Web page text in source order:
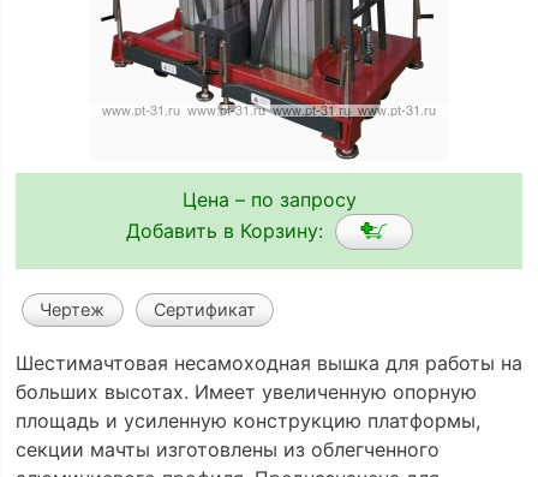
Цена – по запросу
Добавить в Корзину:
Чертеж Сертификат
Шестимачтовая несамоходная вышка для работы на
больших высотах. Имеет увеличенную опорную
площадь и усиленную конструкцию платформы,
секции мачты изготовлены из облегченного